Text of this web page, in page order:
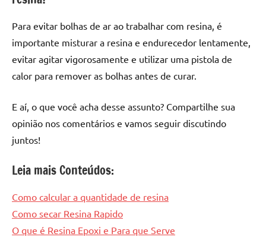
Para evitar bolhas de ar ao trabalhar com resina, é
importante misturar a resina e endurecedor lentamente,
evitar agitar vigorosamente e utilizar uma pistola de
calor para remover as bolhas antes de curar.
E aí, o que você acha desse assunto? Compartilhe sua
opinião nos comentários e vamos seguir discutindo
juntos!
Leia mais Conteúdos:
Como calcular a quantidade de resina
Como secar Resina Rapido
O que é Resina Epoxi e Para que Serve